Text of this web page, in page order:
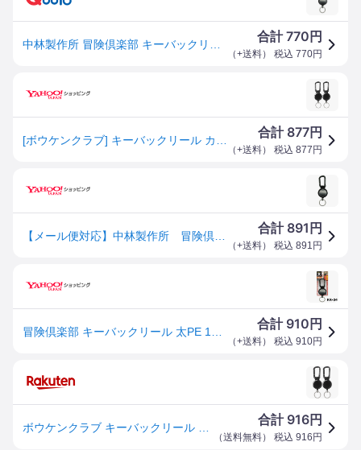
合計770 円
（+送料） 税込 770円
合計 877円
（+送料） 税込 877 円
合計 891 円
（+送料） 税込 891 円
合計 910 円
（+送料） 税込 910円
合計 916円
（送料無料） 税込 916 円